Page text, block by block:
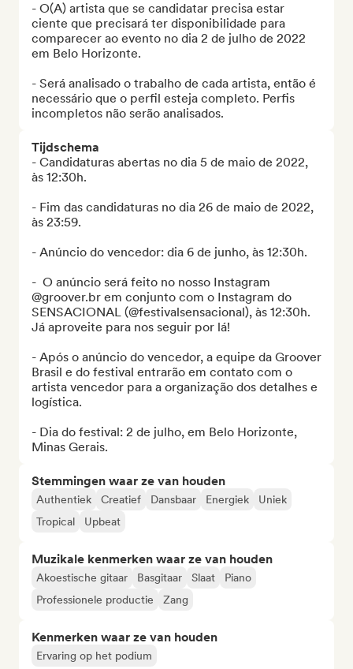
- O(A) artista que se candidatar precisa estar
ciente que precisará ter disponibilidade para
comparecer ao evento no dia 2 de julho de 2022
em Belo Horizonte.
- Será analisado o trabalho de cada artista, então é
necessário que o perfil esteja completo. Perfis
incompletos não serão analisados.
Tijdschema
- Candidaturas abertas no dia 5 de maio de 2022,
às 12:30h.
- Fim das candidaturas no dia 26 de maio de 2022,
às 23:59.
- Anúncio do vencedor: dia 6 de junho, às 12:30h.
-  O anúncio será feito no nosso Instagram
@groover.br em conjunto com o Instagram do
SENSACIONAL (@festivalsensacional), às 12:30h.
Já aproveite para nos seguir por lá!
- Após o anúncio do vencedor, a equipe da Groover
Brasil e do festival entrarão em contato com o
artista vencedor para a organização dos detalhes e
logística.
- Dia do festival: 2 de julho, em Belo Horizonte,
Minas Gerais.
Stemmingen waar ze van houden
Authentiek Creatief Dansbaar Energiek
Uniek
Tropical
Upbeat
Muzikale kenmerken waar ze van houden
Akoestische gitaar Basgitaar Slaat
Piano
Professionele productie
Zang
Kenmerken waar ze van houden
Ervaring op het podium